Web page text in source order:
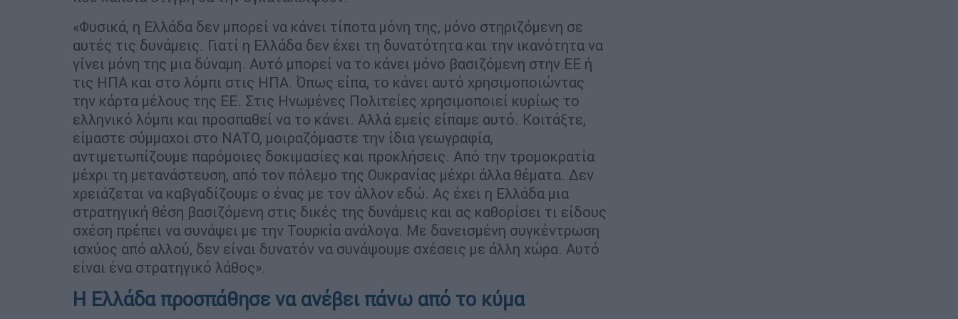
«Φυσικά, η Ελλάδα δεν μπορεί να κάνει τίποτα μόνη της, μόνο στηριζόμενη σε
αυτές τις δυνάμεις. Γιατί η Ελλάδα δεν έχει τη δυνατότητα και την ικανότητα να
γίνει μόνη της μια δύναμη. Αυτό μπορεί να το κάνει μόνο βασιζόμενη στην ΕΕ ή
τις ΗΠΑ και στο λόμπι στις ΗΠΑ. Όπως είπα, το κάνει αυτό χρησιμοποιώντας
την κάρτα μέλους της ΕΕ. Στις Ηνωμένες Πολιτείες χρησιμοποιεί κυρίως το
ελληνικό λόμπι και προσπαθεί να το κάνει. Αλλά εμείς είπαμε αυτό. Κοιτάξτε,
είμαστε σύμμαχοι στο ΝΑΤΟ, μοιραζόμαστε την ίδια γεωγραφία,
αντιμετωπίζουμε παρόμοιες δοκιμασίες και προκλήσεις. Από την τρομοκρατία
μέχρι τη μετανάστευση, από τον πόλεμο της Ουκρανίας μέχρι άλλα θέματα. Δεν
χρειάζεται να καβγαδίζουμε ο ένας με τον άλλον εδώ. Ας έχει η Ελλάδα μια
στρατηγική θέση βασιζόμενη στις δικές της δυνάμεις και ας καθορίσει τι είδους
σχέση πρέπει να συνάψει με την Τουρκία ανάλογα. Με δανεισμένη συγκέντρωση
ισχύος από αλλού, δεν είναι δυνατόν να συνάψουμε σχέσεις με άλλη χώρα. Αυτό
είναι ένα στρατηγικό λάθος».
Η Ελλάδα προσπάθησε να ανέβει πάνω από το κύμα